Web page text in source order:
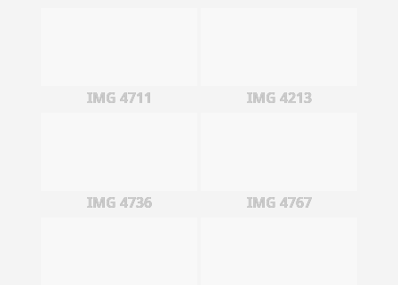
IMG 4711 IMG 4213
IMG 4736 IMG 4767